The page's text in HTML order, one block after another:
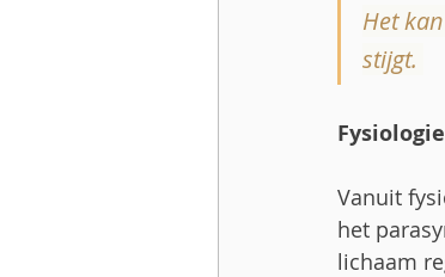
Het
stijgt.
Vanuit
het
lichaam